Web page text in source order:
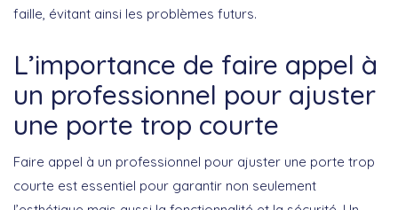
faille, évitant ainsi les problèmes futurs.
L’importance de faire appel à
un professionnel pour ajuster
une porte trop courte
Faire appel à un professionnel pour ajuster une porte trop
courte est essentiel pour garantir non seulement